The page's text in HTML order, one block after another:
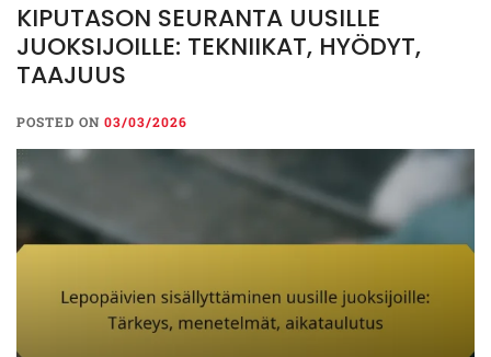
KIPUTASON SEURANTA UUSILLE
JUOKSIJOILLE: TEKNIIKAT, HYÖDYT,
TAAJUUS
POSTED ON 03/03/2026